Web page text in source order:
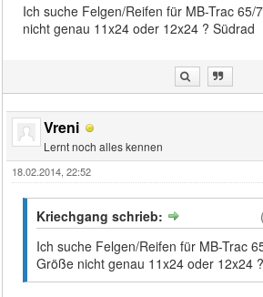
Ich suche Felgen/Reifen für MB-Trac
nicht genau 11x24 oder 12x24 ? Südrad
Vreni
Lernt noch alles kennen
18.02.2014, 22:52
Kriechgang schrieb:
Ich suche Felgen/Reifen für MB-Trac
Größe nicht genau 11x24 oder 12x24